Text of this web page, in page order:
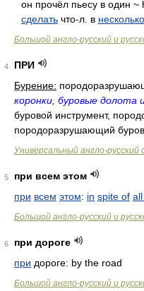
он прочёл пьесу в один ~
сделать что-л. в несколько
Большой англо-русский и
4
ПРИ
Бурение:
коронки, буровые долота
буровой инструмент,
породоразрушающий
Универсальный англо-русский
5
при всем этом
при всем этом: in spite of
Большой англо-русский и
6
при дороге
при дороге: by the road
Большой англо-русский и